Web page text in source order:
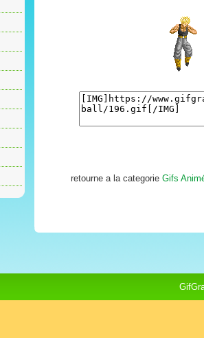
retourne a la categorie Gifs